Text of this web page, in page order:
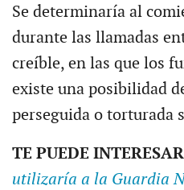
Se determinaría al
durante las llamadas
creíble, en las que los
existe una posibilidad
perseguida o torturada
TE PUEDE
utilizaría a la Guardia